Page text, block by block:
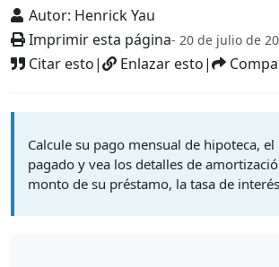
Autor: Henrick Yau
Imprimir esta página- 20 de julio de
Citar esto| Enlazar esto|
Calcule su pago mensual de hipoteca,
pagado y vea los detalles de
monto de su préstamo, la tasa de